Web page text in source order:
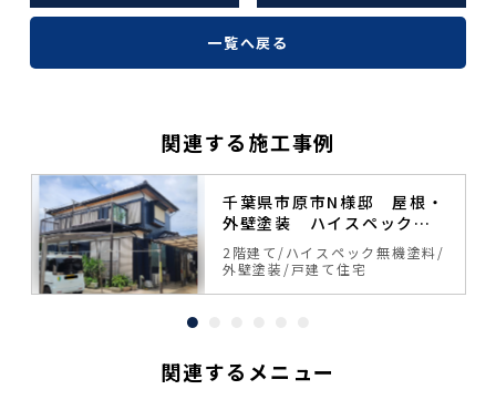
一覧へ戻る
関連する施工事例
千葉県市原市N様邸 屋根・
外壁塗装 ハイスペック無
機塗料
2階建て
ハイスペック無機塗料
外壁塗装 戸建て住宅
関連するメニュー